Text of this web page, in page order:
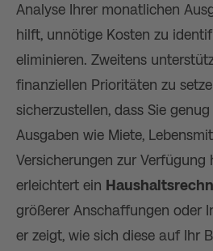
Analyse Ihrer monatlichen
hilft, unnötige Kosten zu
eliminieren. Zweitens
finanziellen Prioritäten zu
sicherzustellen, dass Sie
Ausgaben wie Miete,
Versicherungen zur Verfügung
erleichtert ein
größerer Anschaffungen oder
er zeigt, wie sich diese auf Ihr